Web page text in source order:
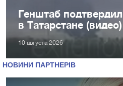
Генштаб
в Татарстане (видео)
10 августа 2026